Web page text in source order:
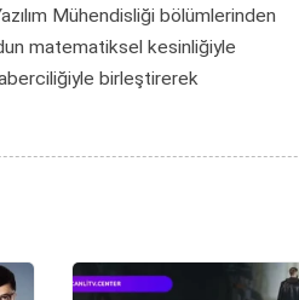
Mühendisliği bölümlerinden
matematiksel kesinliğiyle
birleştirerek